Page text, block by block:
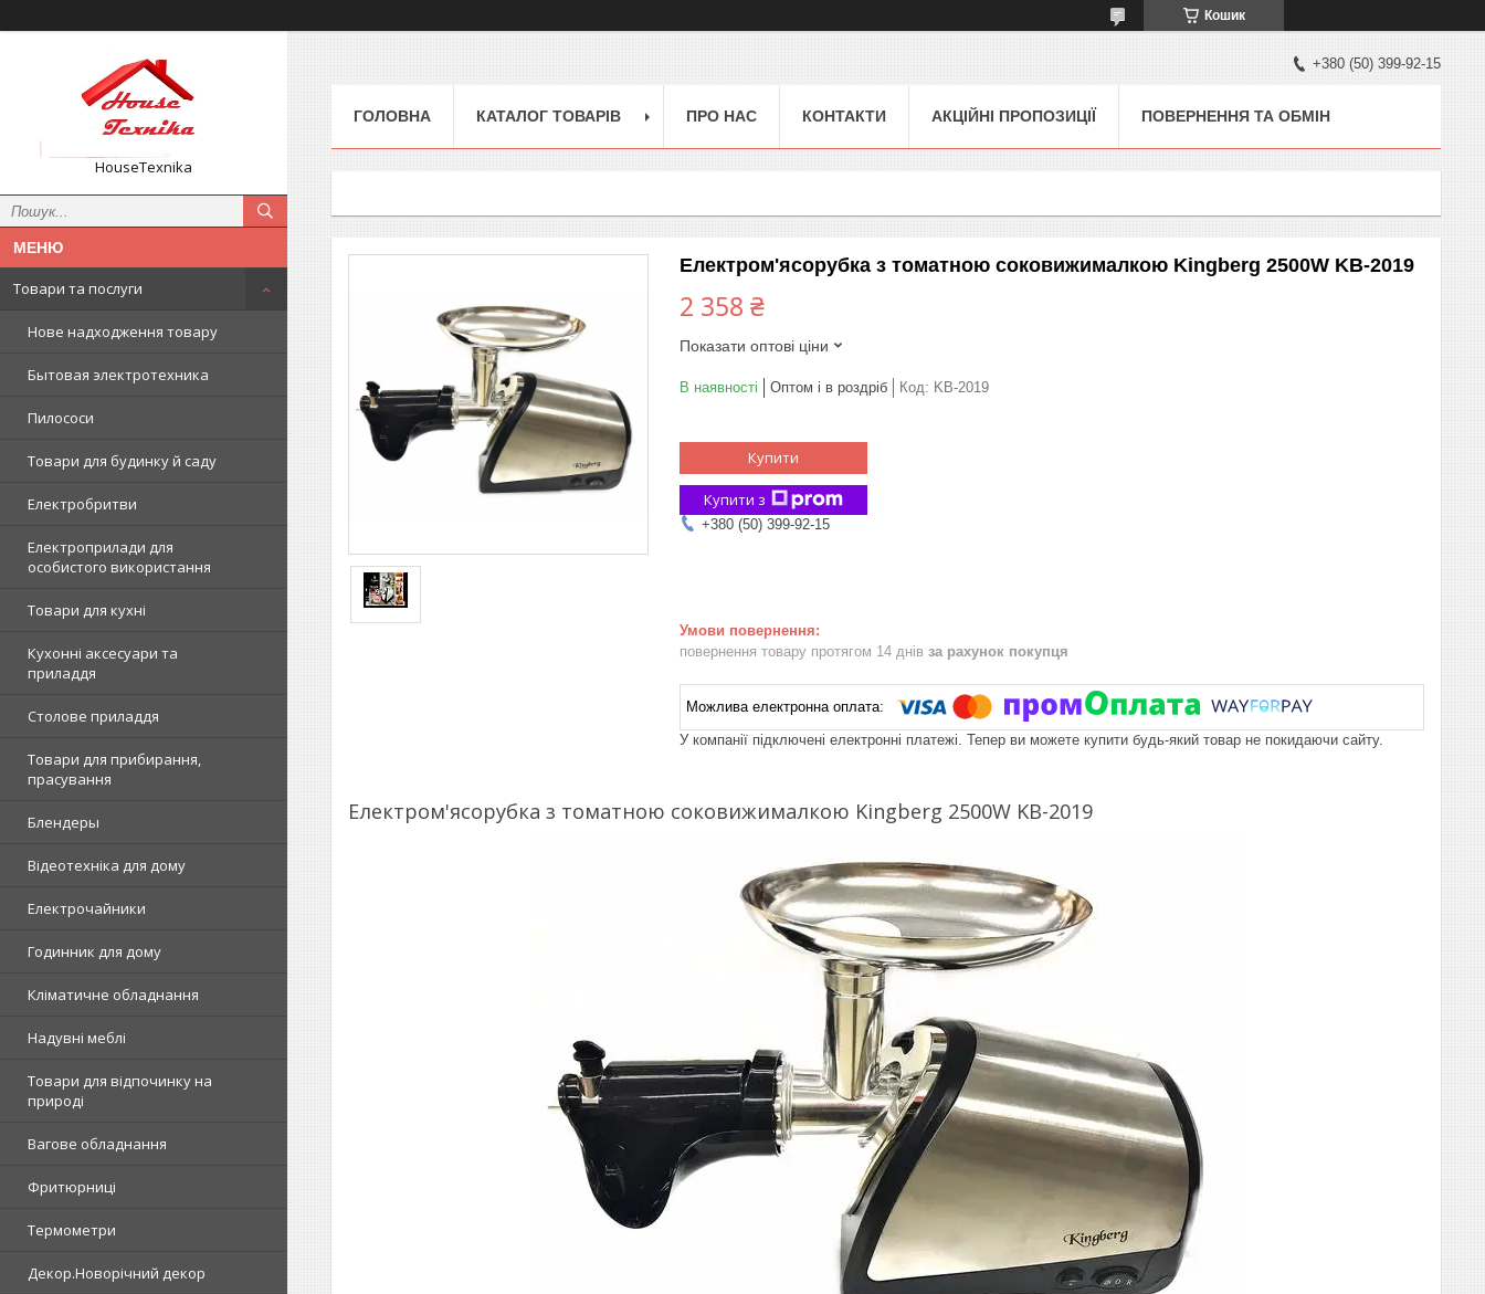
Кошик
HouseTexnika
Товари та послуги
Нове надходження товару
Бытовая электротехника
Пилососи
Товари для будинку й саду
Електробритви
Електроприлади для
особистого використання
Товари для кухні
Кухонні аксесуари та
приладдя
Столове приладдя
Товари для прибирання,
прасування
Блендеры
Відеотехніка для дому
Електрочайники
Годинник для дому
Кліматичне обладнання
Надувні меблі
Товари для відпочинку на
природі
Вагове обладнання
Фритюрниці
Термометри
Декор.Новорічний декор
+380 (50) 399-92-15
ГОЛОВНА КАТАЛОГ ТОВАРІВ ПРО НАС КОНТАКТИ АКЦІЙНІ ПРОПОЗИЦІЇ ПОВЕРНЕННЯ ТА ОБМІН
Електром'ясорубка з томатною соковижималкою Kingberg 2500W KB-2019
2 358 ₴
Показати оптові ціни
В наявності Оптом і в роздріб Код: KB-2019
Купити
Купити з
+380 (50) 399-92-15
повернення товару протягом 14 днів за рахунок покупця
У компанії підключені електронні платежі. Тепер ви можете купити будь-який товар не покидаючи сайту.
Електром'ясорубка з томатною соковижималкою Kingberg 2500W KB-2019